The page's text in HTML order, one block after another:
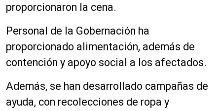
proporcionaron la cena.
Personal de la Gobernación ha
proporcionado alimentación, además de
contención y apoyo social a los afectados.
Además, se han desarrollado campañas de
ayuda, con recolecciones de ropa y